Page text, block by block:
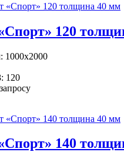
120
1000x2000
120
140